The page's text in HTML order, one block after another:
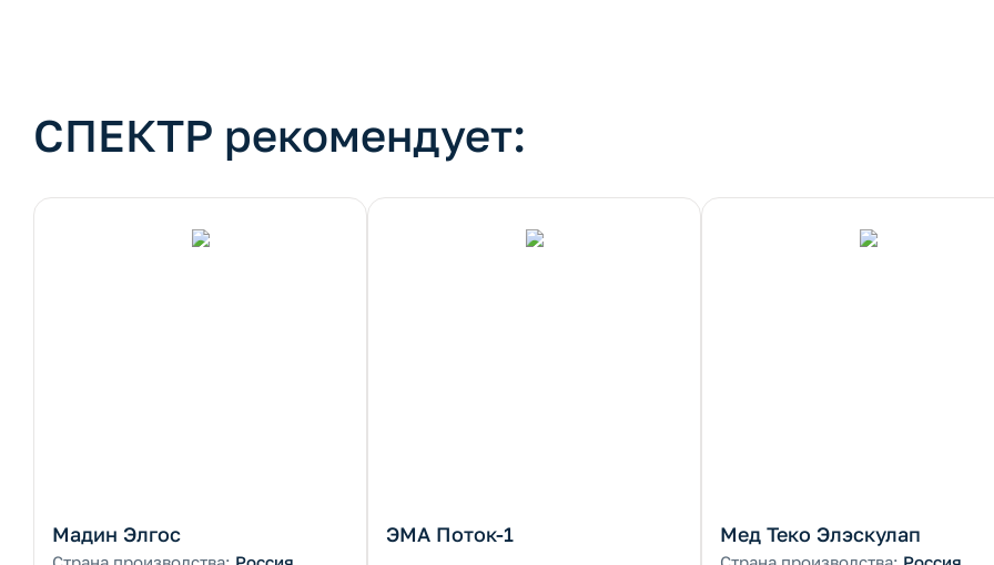
СПЕКТР рекомендует:
Мадин Элгос ЭМА Поток-1 Мед Теко Элэскулап